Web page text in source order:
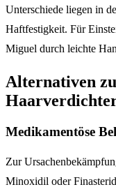
Unterschiede liegen in
Haftfestigkeit. Für
Miguel durch leichte
Alternativen
Medikamentöse
Zur
Minoxidil oder